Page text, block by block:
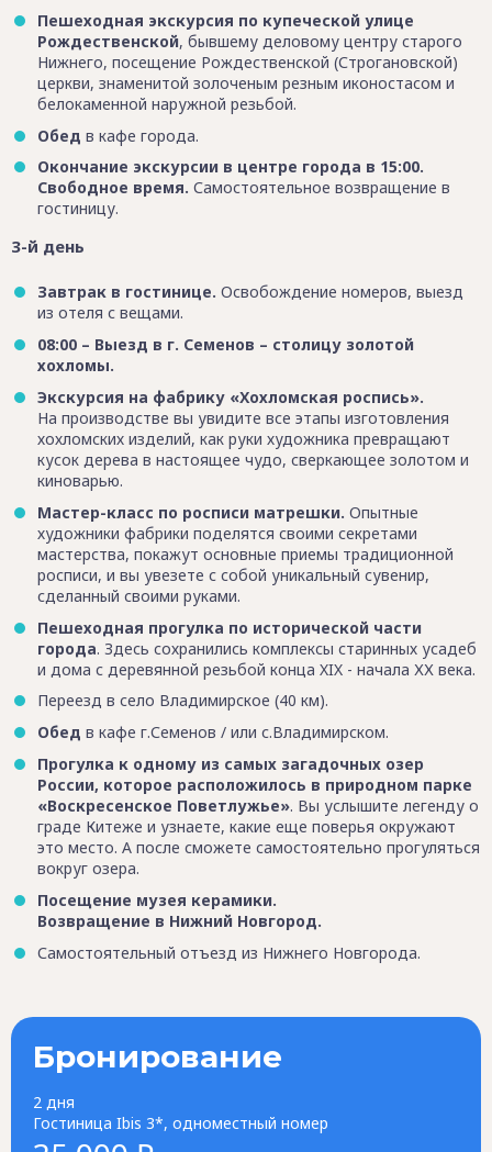
Пешеходная экскурсия по купеческой улице
Рождественской, бывшему деловому центру старого
Нижнего, посещение Рождественской (Строгановской)
церкви, знаменитой золоченым резным иконостасом и
белокаменной наружной резьбой.
Обед в кафе города.
Окончание экскурсии в центре города в 15:00.
Свободное время. Самостоятельное возвращение в
гостиницу.
3-й день
Завтрак в гостинице. Освобождение номеров, выезд
из отеля с вещами.
08:00 – Выезд в г. Семенов – столицу золотой
хохломы.
Экскурсия на фабрику «Хохломская роспись».
На производстве вы увидите все этапы изготовления
хохломских изделий, как руки художника превращают
кусок дерева в настоящее чудо, сверкающее золотом и
киноварью.
Мастер-класс по росписи матрешки. Опытные
художники фабрики поделятся своими секретами
мастерства, покажут основные приемы традиционной
росписи, и вы увезете с собой уникальный сувенир,
сделанный своими руками.
Пешеходная прогулка по исторической части
города. Здесь сохранились комплексы старинных усадеб
и дома с деревянной резьбой конца XIX - начала ХХ века.
Переезд в село Владимирское (40 км).
Обед в кафе г.Семенов / или с.Владимирском.
Прогулка к одному из самых загадочных озер
России, которое расположилось в природном парке
«Воскресенское Поветлужье». Вы услышите легенду о
граде Китеже и узнаете, какие еще поверья окружают
это место. А после сможете самостоятельно прогуляться
вокруг озера.
Посещение музея керамики.
Возвращение в Нижний Новгород.
Самостоятельный отъезд из Нижнего Новгорода.
Бронирование
2 дня
Гостиница Ibis 3*, одноместный номер